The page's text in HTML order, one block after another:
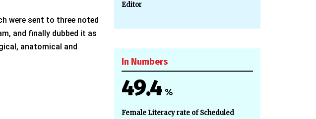
were sent to three noted
and finally dubbed it as
anatomical and
Editor
In Numbers
49.4%
Female Literacy rate of Scheduled